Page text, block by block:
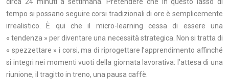
tempo si possano seguire corsi tradizionali di ore è semplicemente
irrealistico. È qui che il micro-learning cessa di essere una
« tendenza » per diventare una necessità strategica. Non si tratta di
« spezzettare » i corsi, ma di riprogettare l’apprendimento affinché
si integri nei momenti vuoti della giornata lavorativa: l’attesa di una
riunione, il tragitto in treno, una pausa caffè.